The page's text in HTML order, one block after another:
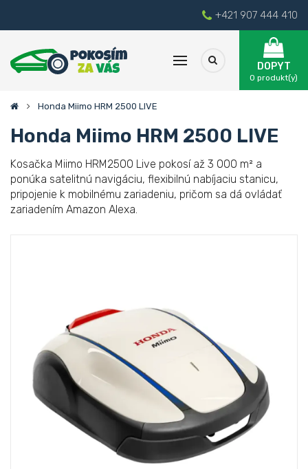
+421 907 444 410
DOPYT
0 produkt(y)
Honda Miimo HRM 2500 LIVE
Honda Miimo HRM 2500 LIVE
Kosačka Miimo HRM2500 Live pokosí až 3 000 m² a
ponúka satelitnú navigáciu, flexibilnú nabíjaciu stanicu,
pripojenie k mobilnému zariadeniu, pričom sa dá ovládať
zariadením Amazon Alexa.